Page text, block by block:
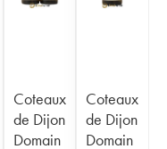
Coteaux
de Dijon
Domain
Coteaux
de Dijon
Domain